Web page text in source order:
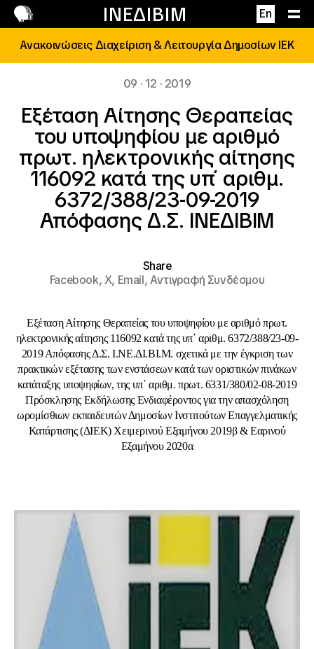
ΙΝΕΔΙΒΙΜ En
Επικοινωνία
Ανακοινώσεις Διαχείριση & Λειτουργία Δημοσίων ΙΕΚ
09 · 12 · 2019
Εξέταση Αίτησης Θεραπείας
του υποψηφίου με αριθμό
πρωτ. ηλεκτρονικής αίτησης
116092 κατά της υπ΄ αριθμ.
6372/388/23-09-2019
Απόφασης Δ.Σ. ΙΝΕΔΙΒΙΜ
Share
Facebook,X, Email,Αντιγραφή Συνδέσμου
Εξέταση Αίτησης Θεραπείας του υποψηφίου με αριθμό πρωτ.
ηλεκτρονικής αίτησης 116092 κατά της υπ΄ αριθμ. 6372/388/23-09-
2019 Απόφασης Δ.Σ. Ι.ΝΕ.ΔΙ.ΒΙ.Μ. σχετικά με την έγκριση των
πρακτικών εξέτασης των ενστάσεων κατά των οριστικών πινάκων
κατάταξης υποψηφίων, της υπ΄ αριθμ. πρωτ. 6331/380/02-08-2019
Πρόσκλησης Εκδήλωσης Ενδιαφέροντος για την απασχόληση
ωρομίσθιων εκπαιδευτών Δημοσίων Ινστιτούτων Επαγγελματικής
Κατάρτισης (ΔΙΕΚ) Χειμερινού Εξαμήνου 2019β & Εαρινού
Εξαμήνου 2020α